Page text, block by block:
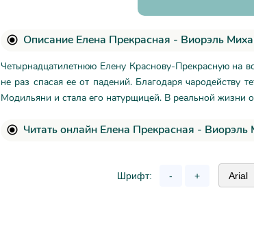
Описание Елена Прекрасная - Виорэль
Четырнадцатилетнюю Елену Краснову-Прекрасную на
не раз спасая ее от падений. Благодаря чародейству
Модильяни и стала его натурщицей. В реальной жизни
Читать онлайн Елена Прекрасная -
Шрифт: - +